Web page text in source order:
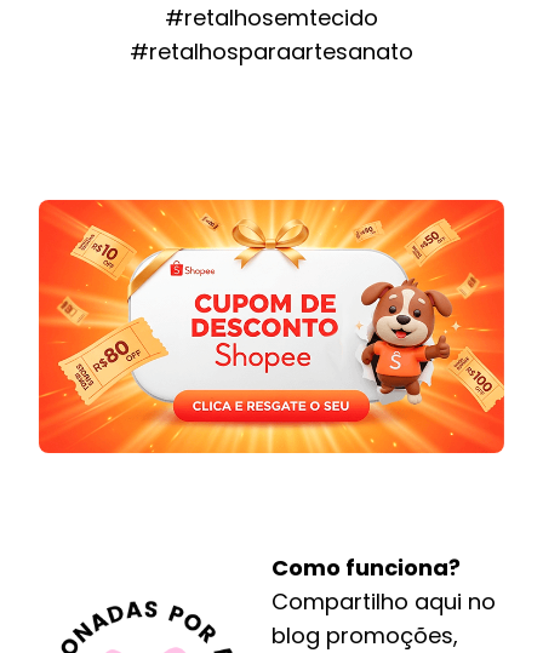
#retalhosemtecido
#retalhosparaartesanato
Como funciona?
Compartilho aqui no
blog promoções,